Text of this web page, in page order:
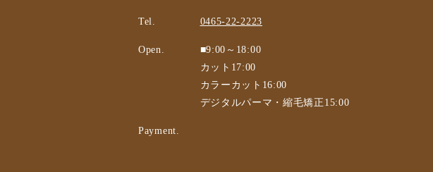
Tel. 0465-22-2223
Open.
■9:00～18:00
カット17:00
カラーカット16:00
デジタルパーマ・縮毛矯正15:00
Payment.